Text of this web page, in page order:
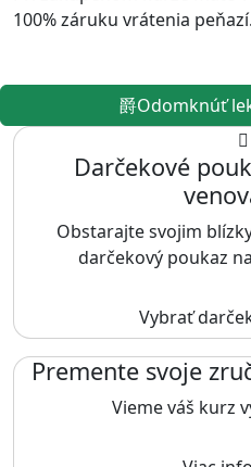
100% záruku vrátenia peňazí.
Odomknúť
Darčekové
Obstarajte svojim
darčekový poukaz
Vybrať
Premente svoje
Vieme váš kurz